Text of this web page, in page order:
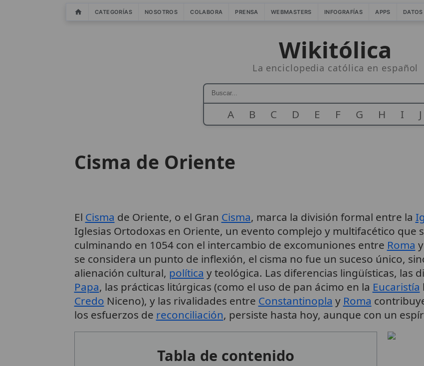
CATEGORÍAS NOSOTROS COLABORA PRENSA WEBMASTERS INFOGRAFÍAS APPS DATOS
Wikitólica
La enciclopedia católica en español
A B C D E F G H I J
Cisma de Oriente
El Cisma de Oriente, o el Gran Cisma, marca la división formal entre la
Iglesias Ortodoxas en Oriente, un evento complejo y multifacético que
culminando en 1054 con el intercambio de excomuniones entre Roma y
se considera un punto de inflexión, el cisma no fue un suceso único,
alienación cultural, política y teológica. Las diferencias lingüísticas, las
Papa, las prácticas litúrgicas (como el uso de pan ácimo en la Eucaristía
Credo Niceno), y las rivalidades entre Constantinopla y Roma
los esfuerzos de reconciliación, persiste hasta hoy, aunque con un
Tabla de contenido